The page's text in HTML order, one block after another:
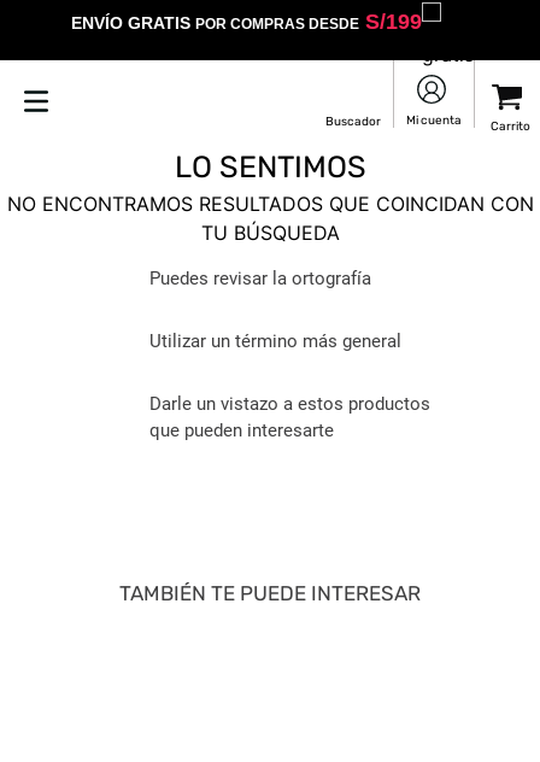
ENVÍO GRATIS POR COMPRAS DESDES/199
LO SENTIMOS
NO ENCONTRAMOS RESULTADOS QUE COINCIDAN CON
TU BÚSQUEDA
Puedes revisar la ortografía
Utilizar un término más general
Darle un vistazo a estos productos
que pueden interesarte
TAMBIÉN TE PUEDE INTERESAR